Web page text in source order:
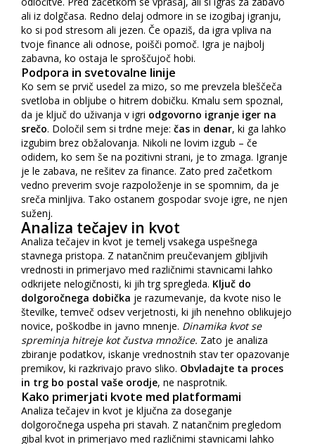
ali iz dolgčasa. Redno delaj odmore in se izogibaj igranju,
ko si pod stresom ali jezen. Če opaziš, da igra vpliva na
tvoje finance ali odnose, poišči pomoč. Igra je najbolj
zabavna, ko ostaja le sproščujoč hobi.
Podpora in svetovalne linije
Ko sem se prvič usedel za mizo, so me prevzela bleščeča
svetloba in obljube o hitrem dobičku. Kmalu sem spoznal,
da je ključ do uživanja v igri odgovorno igranje iger na
srečo. Določil sem si trdne meje: čas in denar, ki ga lahko
izgubim brez obžalovanja. Nikoli ne lovim izgub – če
odidem, ko sem še na pozitivni strani, je to zmaga. Igranje
je le zabava, ne rešitev za finance. Zato pred začetkom
vedno preverim svoje razpoloženje in se spomnim, da je
sreča minljiva. Tako ostanem gospodar svoje igre, ne njen
suženj.
Analiza tečajev in kvot
Analiza tečajev in kvot je temelj vsakega uspešnega
stavnega pristopa. Z natančnim preučevanjem gibljivih
vrednosti in primerjavo med različnimi stavnicami lahko
odkrijete nelogičnosti, ki jih trg spregleda. Ključ do
dolgoročnega dobička je razumevanje, da kvote niso le
številke, temveč odsev verjetnosti, ki jih nenehno oblikujejo
novice, poškodbe in javno mnenje. Dinamika kvot se
spreminja hitreje kot čustva množice. Zato je analiza
zbiranje podatkov, iskanje vrednostnih stav ter opazovanje
premikov, ki razkrivajo pravo sliko. Obvladajte ta proces
in trg bo postal vaše orodje, ne nasprotnik.
Kako primerjati kvote med platformami
Analiza tečajev in kvot je ključna za doseganje
dolgoročnega uspeha pri stavah. Z natančnim pregledom
gibal kvot in primerjavo med različnimi stavnicami lahko